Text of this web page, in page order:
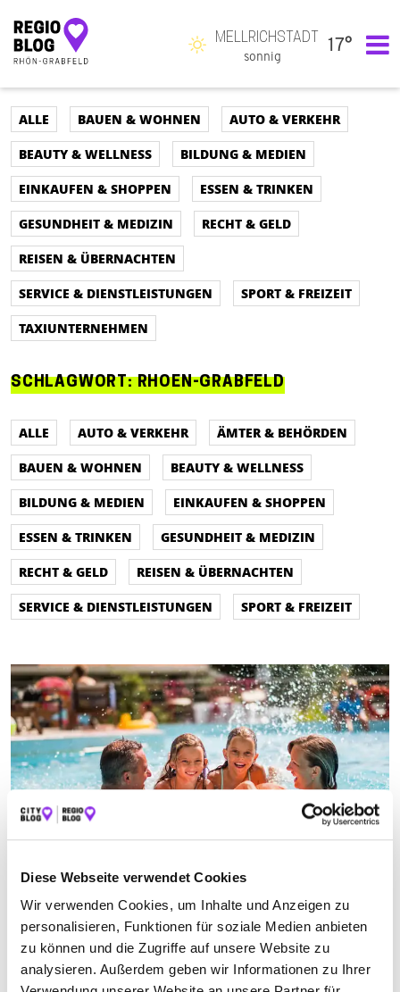
Diese Webseite verwendet Cookies
Wir verwenden Cookies, um Inhalte und Anzeigen zu
personalisieren, Funktionen für soziale Medien anbieten
zu können und die Zugriffe auf unsere Website zu
analysieren. Außerdem geben wir Informationen zu Ihrer
Hauptnavigation
MELLRICHSTADT
sonnig
17°
ALLE BAUEN & WOHNEN
AUTO & VERKEHR
BEAUTY & WELLNESS
BILDUNG & MEDIEN
EINKAUFEN & SHOPPEN
ESSEN & TRINKEN
GESUNDHEIT & MEDIZIN
RECHT & GELD
REISEN & ÜBERNACHTEN
SERVICE & DIENSTLEISTUNGEN
SPORT & FREIZEIT
TAXIUNTERNEHMEN
SCHLAGWORT:RHOEN-GRABFELD
ALLE AUTO & VERKEHR
ÄMTER & BEHÖRDEN
BAUEN & WOHNEN
BEAUTY & WELLNESS
BILDUNG & MEDIEN
EINKAUFEN & SHOPPEN
ESSEN & TRINKEN
GESUNDHEIT & MEDIZIN
RECHT & GELD
REISEN & ÜBERNACHTEN
SERVICE & DIENSTLEISTUNGEN
SPORT & FREIZEIT
Sport & Freizeit
FREIBÄDER IN RHÖN-GRABFELD UND UMG…
Anfang Mai öffnen die ersten Freibäder in Rhön-Grabfeld ihre
Schwimmbecken. Und wir verraten euch, wo ihr in die neue Saison
starten könnt.